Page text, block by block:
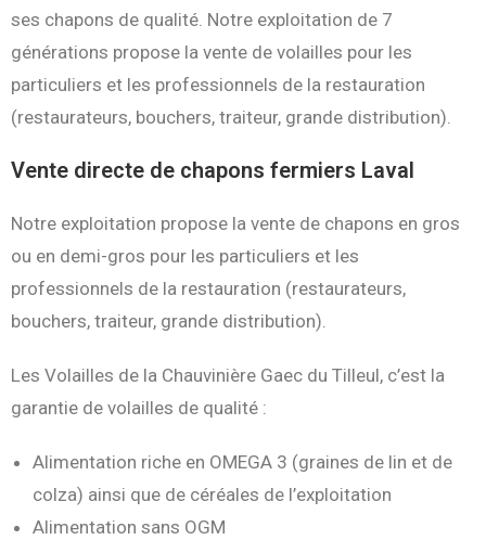
ses chapons de qualité. Notre exploitation de 7
générations propose la vente de volailles pour les
particuliers et les professionnels de la restauration
(restaurateurs, bouchers, traiteur, grande distribution).
Vente directe de chapons fermiers Laval
Notre exploitation propose la vente de chapons en gros
ou en demi-gros pour les particuliers et les
professionnels de la restauration (restaurateurs,
bouchers, traiteur, grande distribution).
Les Volailles de la Chauvinière Gaec du Tilleul, c’est la
garantie de volailles de qualité :
Alimentation riche en OMEGA 3 (graines de lin et de
colza) ainsi que de céréales de l’exploitation
Alimentation sans OGM